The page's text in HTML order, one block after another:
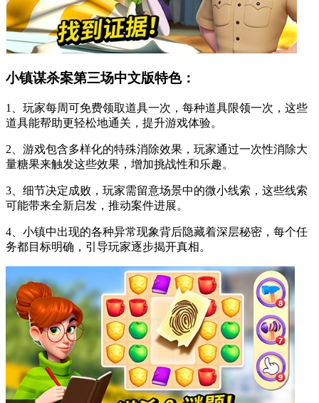
小镇谋杀案第三场中文版特色：
1、玩家每周可免费领取道具一次，每种道具限领一次，这些
道具能帮助更轻松地通关，提升游戏体验。
2、游戏包含多样化的特殊消除效果，玩家通过一次性消除大
量糖果来触发这些效果，增加挑战性和乐趣。
3、细节决定成败，玩家需留意场景中的微小线索，这些线索
可能带来全新启发，推动案件进展。
4、小镇中出现的各种异常现象背后隐藏着深层秘密，每个任
务都目标明确，引导玩家逐步揭开真相。